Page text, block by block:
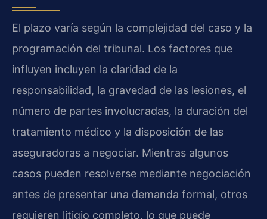
El plazo varía según la complejidad del caso y la
programación del tribunal. Los factores que
influyen incluyen la claridad de la
responsabilidad, la gravedad de las lesiones, el
número de partes involucradas, la duración del
tratamiento médico y la disposición de las
aseguradoras a negociar. Mientras algunos
casos pueden resolverse mediante negociación
antes de presentar una demanda formal, otros
requieren litigio completo, lo que puede